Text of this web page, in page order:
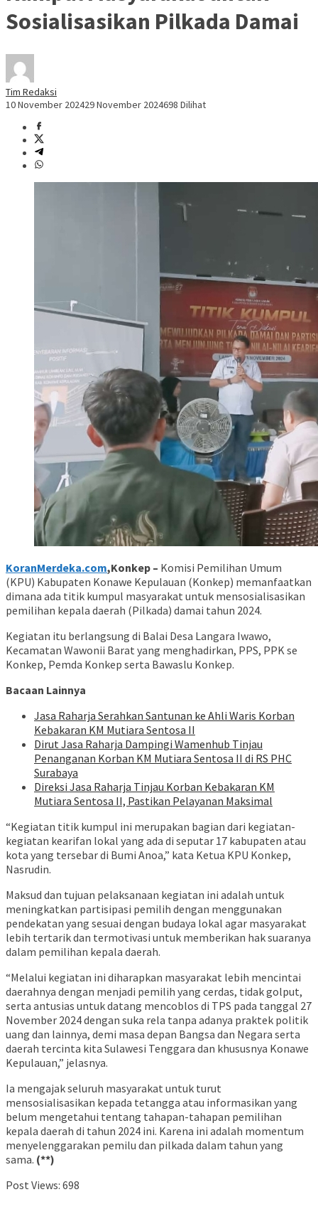
Sosialisasikan Pilkada Damai
Tim Redaksi
10 November 202429 November 2024698 Dilihat
KoranMerdeka.com,Konkep – Komisi Pemilihan Umum
(KPU) Kabupaten Konawe Kepulauan (Konkep) memanfaatkan
dimana ada titik kumpul masyarakat untuk mensosialisasikan
pemilihan kepala daerah (Pilkada) damai tahun 2024.
Kegiatan itu berlangsung di Balai Desa Langara Iwawo,
Kecamatan Wawonii Barat yang menghadirkan, PPS, PPK se
Konkep, Pemda Konkep serta Bawaslu Konkep.
Bacaan Lainnya
Jasa Raharja Serahkan Santunan ke Ahli Waris Korban
Kebakaran KM Mutiara Sentosa II
Dirut Jasa Raharja Dampingi Wamenhub Tinjau
Penanganan Korban KM Mutiara Sentosa II di RS PHC
Surabaya
Direksi Jasa Raharja Tinjau Korban Kebakaran KM
Mutiara Sentosa II, Pastikan Pelayanan Maksimal
“Kegiatan titik kumpul ini merupakan bagian dari kegiatan-
kegiatan kearifan lokal yang ada di seputar 17 kabupaten atau
kota yang tersebar di Bumi Anoa,” kata Ketua KPU Konkep,
Nasrudin.
Maksud dan tujuan pelaksanaan kegiatan ini adalah untuk
meningkatkan partisipasi pemilih dengan menggunakan
pendekatan yang sesuai dengan budaya lokal agar masyarakat
lebih tertarik dan termotivasi untuk memberikan hak suaranya
dalam pemilihan kepala daerah.
“Melalui kegiatan ini diharapkan masyarakat lebih mencintai
daerahnya dengan menjadi pemilih yang cerdas, tidak golput,
serta antusias untuk datang mencoblos di TPS pada tanggal 27
November 2024 dengan suka rela tanpa adanya praktek politik
uang dan lainnya, demi masa depan Bangsa dan Negara serta
daerah tercinta kita Sulawesi Tenggara dan khususnya Konawe
Kepulauan,” jelasnya.
Ia mengajak seluruh masyarakat untuk turut
mensosialisasikan kepada tetangga atau informasikan yang
belum mengetahui tentang tahapan-tahapan pemilihan
kepala daerah di tahun 2024 ini. Karena ini adalah momentum
menyelenggarakan pemilu dan pilkada dalam tahun yang
sama. (**)
Post Views: 698